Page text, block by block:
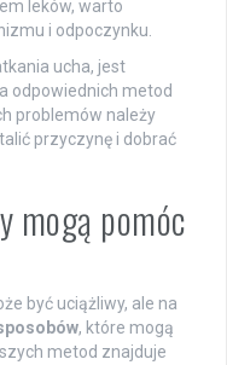
leków, warto
i odpoczynku.
ucha, jest
odpowiednich metod
problemów należy
przyczynę i dobrać
mogą pomóc
być uciążliwy, ale na
, które mogą
metod znajduje